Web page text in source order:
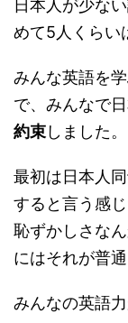
日本人が少な
めて5人くらい
みんな英語を
で、みんなで
約束しました。
最初は日本人
すると言う感
恥ずかしさな
にはそれが普
みんなの英語